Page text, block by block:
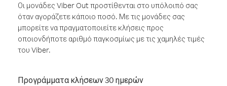
Οι μονάδες Viber Out προστίθενται στο υπόλοιπό σας
όταν αγοράζετε κάποιο ποσό. Με τις μονάδες σας
μπορείτε να πραγματοποιείτε κλήσεις προς
οποιονδήποτε αριθμό παγκοσμίως με τις χαμηλές τιμές
του Viber.
Προγράμματα κλήσεων 30 ημερών